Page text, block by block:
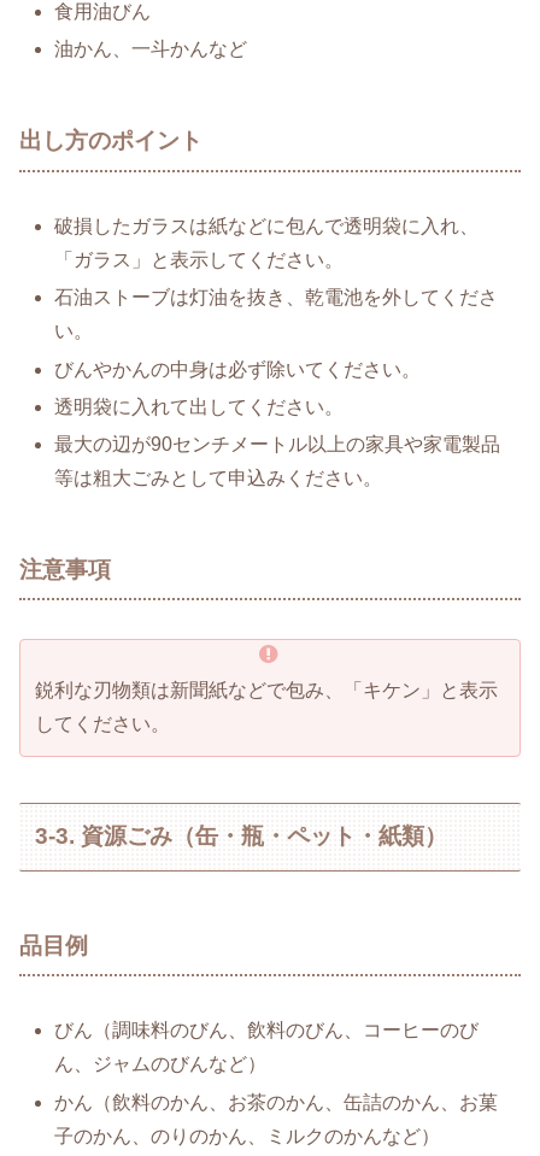
食用油びん
油かん、一斗かんなど
出し方のポイント
破損したガラスは紙などに包んで透明袋に入れ、
「ガラス」と表示してください。
石油ストーブは灯油を抜き、乾電池を外してくださ
い。
びんやかんの中身は必ず除いてください。
透明袋に入れて出してください。
最大の辺が90センチメートル以上の家具や家電製品
等は粗大ごみとして申込みください。
注意事項
鋭利な刃物類は新聞紙などで包み、「キケン」と表示
してください。
3-3. 資源ごみ（缶・瓶・ペット・紙類）
品目例
びん（調味料のびん、飲料のびん、コーヒーのび
ん、ジャムのびんなど）
かん（飲料のかん、お茶のかん、缶詰のかん、お菓
子のかん、のりのかん、ミルクのかんなど）